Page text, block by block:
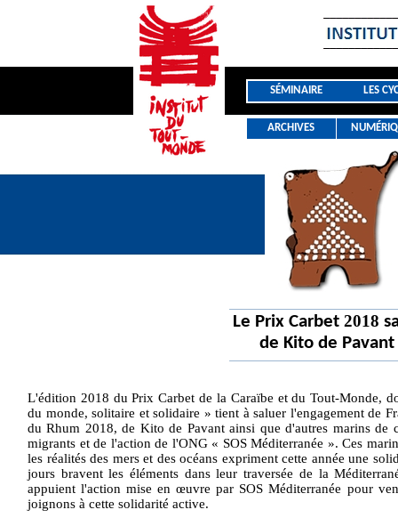
Le Prix Carbet 2018
de Kito de
SÉMINAIRE
ARCHIVES
L'édition 2018 du Prix Carbet de la Caraïbe et du Tout-Monde,
du monde, solitaire et solidaire » tient à saluer l'engagement de
du Rhum 2018, de Kito de Pavant ainsi que d'autres marins de
migrants et de l'action de l'ONG « SOS Méditerranée ». Ces
les réalités des mers et des océans expriment cette année une
jours bravent les éléments dans leur traversée de la
appuient l'action mise en œuvre par SOS Méditerranée pour
joignons à cette solidarité active.
LES